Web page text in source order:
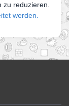
zu reduzieren.
werden.